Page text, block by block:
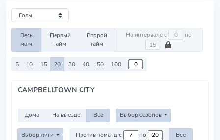
Весь
матч
Первый
тайм
Второй
тайм
На интервале с по
5 10 15 20 30 40 50 100
CAMPBELLTOWN CITY
Дома На выезде Все Выбор сезонов
Выбор лиги Против команд с по Все